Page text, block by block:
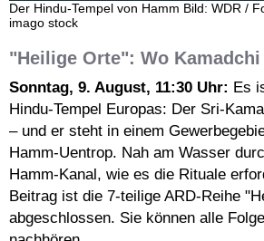
Der Hindu-Tempel von Hamm Bild: WDR /
imago stock
"Heilige Orte": Wo
Sonntag, 9. August, 11:30 Uhr: Es
Hindu-Tempel Europas: Der Sri-
– und er steht in einem
Hamm-Uentrop. Nah am Wasser
Hamm-Kanal, wie es die Rituale
Beitrag ist die 7-teilige ARD-Reihe
abgeschlossen. Sie können alle